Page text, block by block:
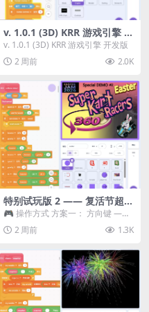
v. 1.0.1 (3D) KRR 游戏引擎 开
发版
v. 1.0.1 (3D) KRR 游戏引擎 开发版
2 周前
2.0K
特别试玩版 2 —— 复活节超级
卡丁车赛
🎮 操作方式 方案一： 方向键 ——
移动 Z —— 跳跃 / 漂移 方案二： ...
2 周前 1.3K